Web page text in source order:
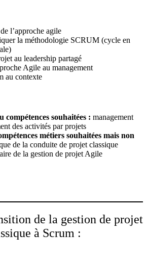
l’approche agile
la méthodologie SCRUM (cycle en
au leadership partagé
Agile au management
au contexte
compétences souhaitées : management
des activités par projets
métiers souhaitées mais non
de la conduite de projet classique
de la gestion de projet Agile
de la gestion de projet
à Scrum :